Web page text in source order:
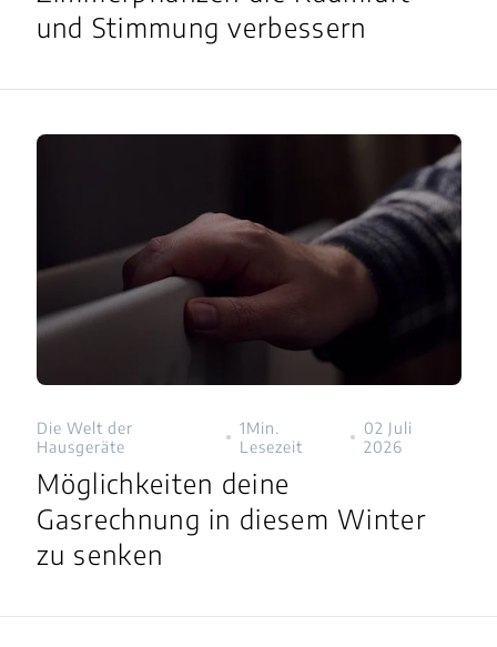
und Stimmung verbessern
Die Welt der
Hausgeräte
1Min.
Lesezeit
02 Juli
2026
Möglichkeiten deine
Gasrechnung in diesem Winter
zu senken